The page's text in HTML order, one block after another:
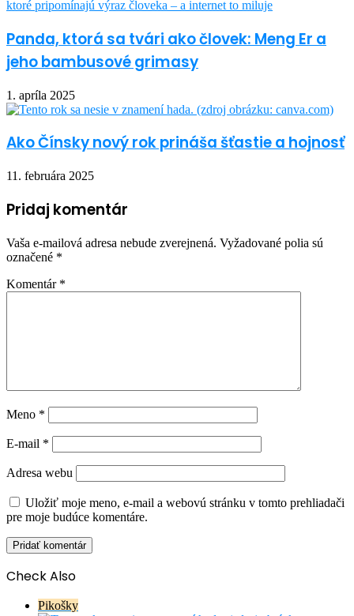
Panda, ktorá sa tvári ako človek: Meng Er a
jeho bambusové grimasy
1. apríla 2025
Ako Čínsky nový rok prináša šťastie a hojnosť
11. februára 2025
Pridaj komentár
Vaša e-mailová adresa nebude zverejnená. Vyžadované polia sú
označené *
Komentár *
Meno *
E-mail *
Adresa webu
Uložiť moje meno, e-mail a webovú stránku v tomto prehliadači
pre moje budúce komentáre.
Check Also
Pikošky